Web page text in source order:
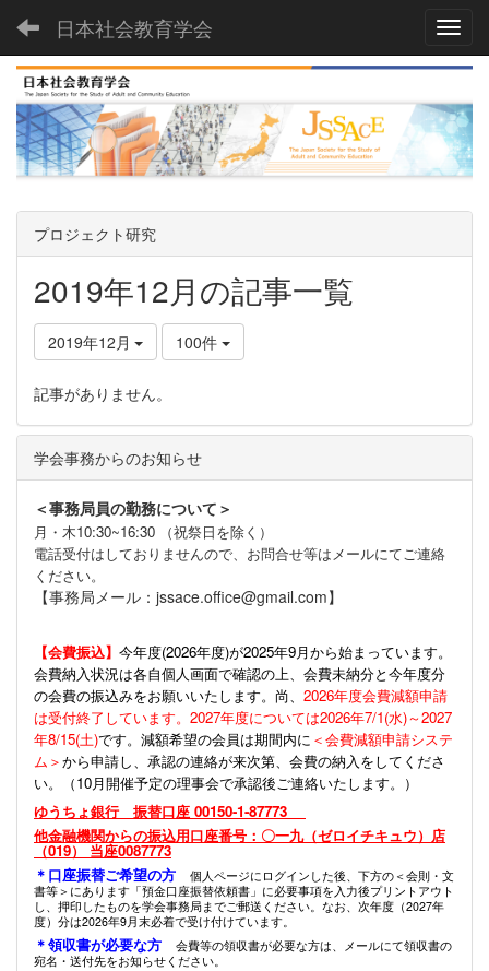
日本社会教育学会
プロジェクト研究
2019年12月の記事一覧
2019年12月 100件
記事がありません。
学会事務からのお知らせ
＜事務局員の勤務について＞
月・木10:30~16:30 （祝祭日を除く）
電話受付はしておりませんので、お問合せ等はメールにてご連絡
ください。
【事務局メール：jssace.office@gmail.com】
【会費振込】 今年度(2026年度)が2025年9月から始まっています。
会費納入状況は各自個人画面で確認の上、会費未納分と今年度分
の会費の振込みをお願いいたします。尚、 2026年度会費減額申請
は受付終了しています。2027年度については2026年7/1(水)～2027
年8/15(土)です。減額希望の会員は期間内に ＜会費減額申請システ
ム＞から申請し、承認の連絡が来次第、会費の納入をしてくださ
い。（10月開催予定の理事会で承認後ご連絡いたします。）
ゆうちょ銀行 振替口座 00150-1-87773
他金融機関からの振込用口座番号：〇一九（ゼロイチキュウ）店
（019） 当座0087773
＊口座振替ご希望の方
個人ページにログインした後、下方の＜会則・文
書等＞にあります「預金口座振替依頼書」に必要事項を入力後プリントアウト
し、押印したものを学会事務局までご郵送ください。なお、次年度（2027年
度）分は2026年9月末必着で受け付けています。
＊領収書が必要な方
会費等の領収書が必要な方は、メールにて領収書の
宛名・送付先をお知らせください。